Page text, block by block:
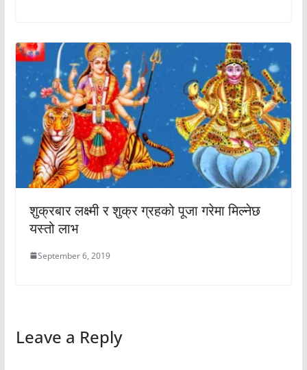
शुक्रबार लक्ष्मी र शुक्र ग्रहको पूजा गरेमा मिल्नेछ
यस्तो लाभ
September 6, 2019
Leave a Reply